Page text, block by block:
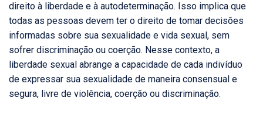
direito à liberdade e à autodeterminação. Isso implica que
todas as pessoas devem ter o direito de tomar decisões
informadas sobre sua sexualidade e vida sexual, sem
sofrer discriminação ou coerção. Nesse contexto, a
liberdade sexual abrange a capacidade de cada indivíduo
de expressar sua sexualidade de maneira consensual e
segura, livre de violência, coerção ou discriminação.